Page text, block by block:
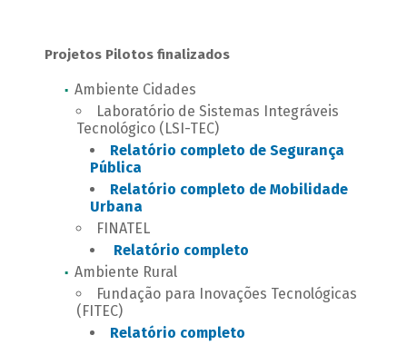
Projetos Pilotos finalizados
Ambiente Cidades
Laboratório de Sistemas Integráveis
Tecnológico (LSI-TEC)
Relatório completo de Segurança
Pública
Relatório completo de Mobilidade
Urbana
FINATEL
Relatório completo
Ambiente Rural
Fundação para Inovações Tecnológicas
(FITEC)
Relatório completo